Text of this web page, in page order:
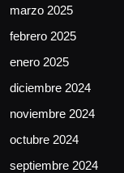
marzo 2025
febrero 2025
enero 2025
diciembre 2024
noviembre 2024
octubre 2024
septiembre 2024